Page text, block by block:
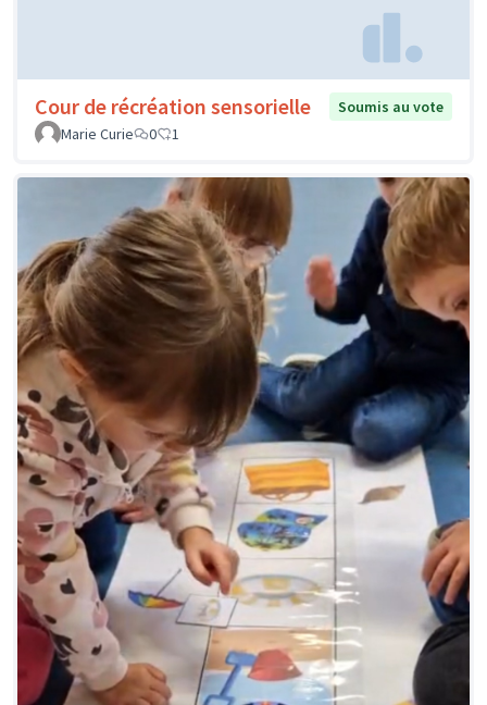
Cour de récréation sensorielle
Soumis au vote
Marie Curie
0 1